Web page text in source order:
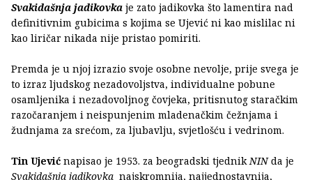
Svakidašnja jadikovka je zato jadikovka što lamentira nad
definitivnim gubicima s kojima se Ujević ni kao mislilac ni
kao liričar nikada nije pristao pomiriti.
Premda je u njoj izrazio svoje osobne nevolje, prije svega je
to izraz ljudskog nezadovoljstva, individualne pobune
osamljenika i nezadovoljnog čovjeka, pritisnutog staračkim
razočaranjem i neispunjenim mladenačkim čežnjama i
žudnjama za srećom, za ljubavlju, svjetlošću i vedrinom.
Tin Ujević napisao je 1953. za beogradski tjednikNINda je
Svakidašnja jadikovka najskromnija, najjednostavnija,